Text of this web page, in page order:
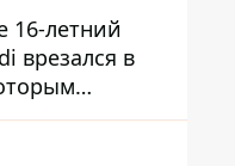
16-летний
врезался в